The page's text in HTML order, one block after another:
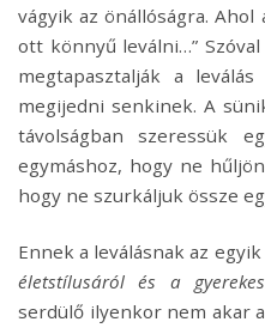
vágyik az önállóságra.
ott könnyű leválni…”
megtapasztalják a
megijedni senkinek. A
távolságban szeressük
egymáshoz, hogy ne
hogy ne szurkáljuk össze
Ennek a leválásnak az
életstílusáról és a
serdülő ilyenkor nem akar